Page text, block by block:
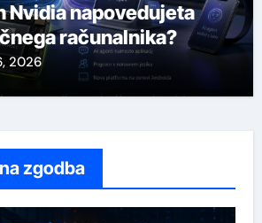
Nvidia napovedujeta
računalnika?
2026
zgodba